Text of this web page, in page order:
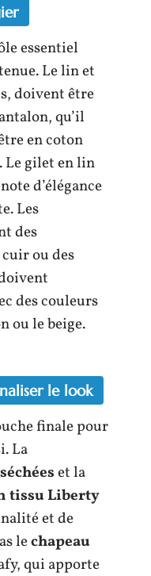
essentiel
Le lin et
doivent être
qu’il
en coton
gilet en lin
d’élégance
Les
des
ou des
des couleurs
ou le beige.
le look
finale pour
La
et la
tissu Liberty
et de
lechapeau
qui apporte